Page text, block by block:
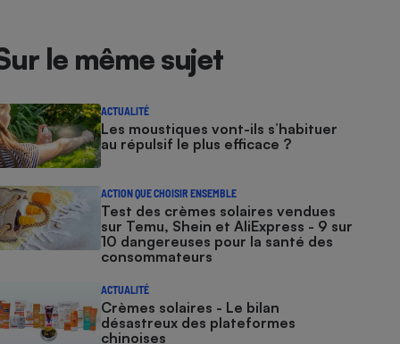
le même sujet
ACTUALITÉ
Les moustiques vont-ils s’habituer
au répulsif le plus efficace ?
ACTION QUE CHOISIR ENSEMBLE
Test des crèmes solaires vendues
sur Temu, Shein et AliExpress - 9 sur
10 dangereuses pour la santé des
consommateurs
ACTUALITÉ
Crèmes solaires - Le bilan
désastreux des plateformes
chinoises